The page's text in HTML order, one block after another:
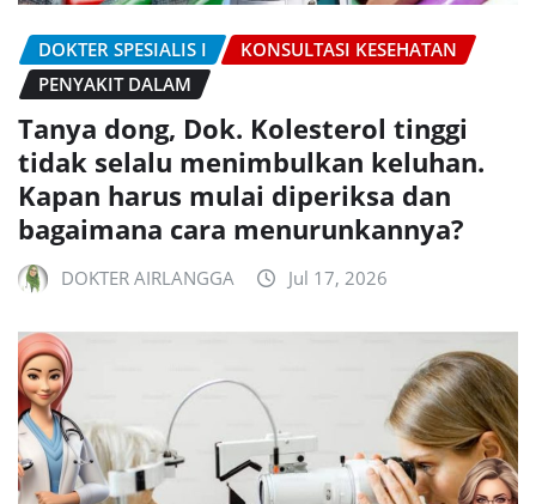
DOKTER SPESIALIS I
KONSULTASI KESEHATAN
PENYAKIT DALAM
Tanya dong, Dok. Kolesterol tinggi
tidak selalu menimbulkan keluhan.
Kapan harus mulai diperiksa dan
bagaimana cara menurunkannya?
DOKTER AIRLANGGA Jul 17, 2026